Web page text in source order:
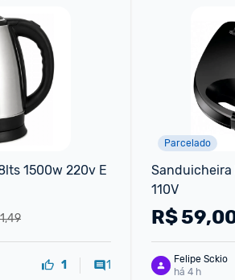
1500w 220v E
1 1
Parcelado
Sanduicheira
110V
R$
Felipe Sckio
há 4 h